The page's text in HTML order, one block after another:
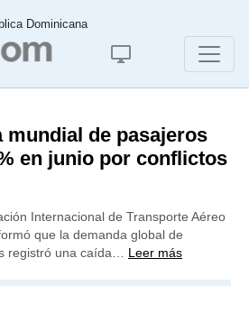
Dominicana
mundial de pasajeros
en junio por conflictos
Internacional de Transporte Aéreo
que la demanda global de
registró una caída… Leer más